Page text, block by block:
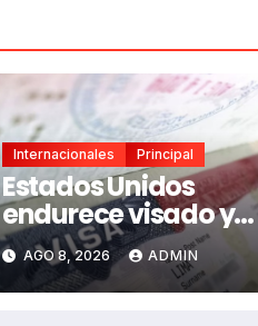
Internacionales Principal
Estados Unidos
endurece visado y
evalúa sanciones a
funcionarios de
México
AGO 8, 2026 ADMIN